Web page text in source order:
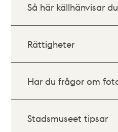
Så här källhänvisar
Rättigheter
Har du frågor om
Stadsmuseet tipsar